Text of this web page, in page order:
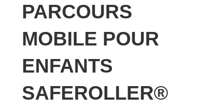
PARCOURS
MOBILE POUR
ENFANTS
SAFEROLLER®